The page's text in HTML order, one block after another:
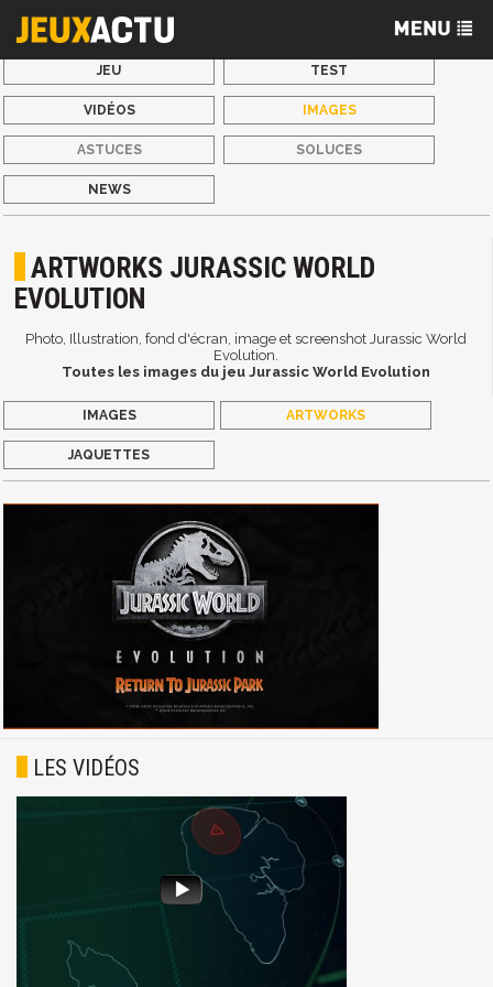
JEU TEST
VIDÉOS IMAGES
ASTUCES SOLUCES
NEWS
ARTWORKS JURASSIC WORLD
EVOLUTION
Photo, Illustration, fond d'écran, image et screenshot Jurassic World
Evolution.
Toutes les images du jeu Jurassic World Evolution
IMAGES ARTWORKS
JAQUETTES
LES VIDÉOS